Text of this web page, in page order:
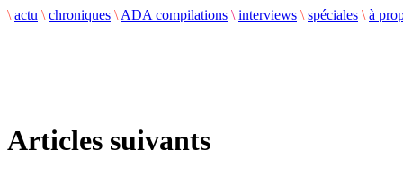
\ actu \ chroniques \ ADA compilations \ interviews \ spéciales \ à
Articles suivants